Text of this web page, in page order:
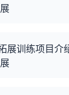
展训练项目介